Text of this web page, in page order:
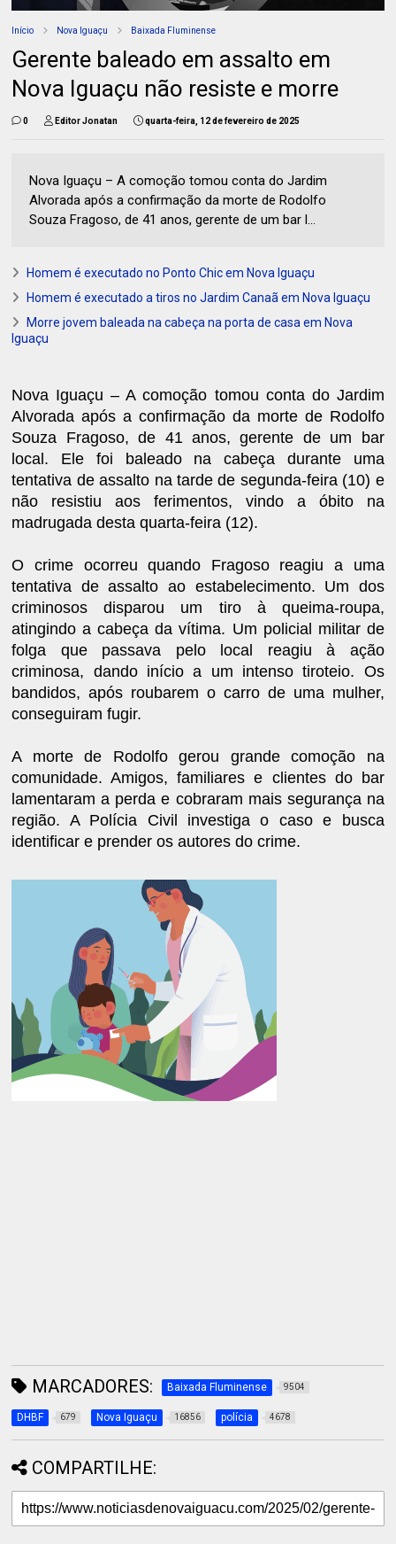
Início Nova Iguaçu Baixada Fluminense
Gerente baleado em assalto em
Nova Iguaçu não resiste e morre
0 Editor Jonatan quarta-feira, 12 de fevereiro de 2025
Nova Iguaçu – A comoção tomou conta do Jardim
Alvorada após a confirmação da morte de Rodolfo
Souza Fragoso, de 41 anos, gerente de um bar l...
Homem é executado no Ponto Chic em Nova Iguaçu
Homem é executado a tiros no Jardim Canaã em Nova Iguaçu
Morre jovem baleada na cabeça na porta de casa em Nova
Iguaçu
Nova Iguaçu – A comoção tomou conta do Jardim
Alvorada após a confirmação da morte de Rodolfo
Souza Fragoso, de 41 anos, gerente de um bar
local. Ele foi baleado na cabeça durante uma
tentativa de assalto na tarde de segunda-feira (10) e
não resistiu aos ferimentos, vindo a óbito na
madrugada desta quarta-feira (12).
O crime ocorreu quando Fragoso reagiu a uma
tentativa de assalto ao estabelecimento. Um dos
criminosos disparou um tiro à queima-roupa,
atingindo a cabeça da vítima. Um policial militar de
folga que passava pelo local reagiu à ação
criminosa, dando início a um intenso tiroteio. Os
bandidos, após roubarem o carro de uma mulher,
conseguiram fugir.
A morte de Rodolfo gerou grande comoção na
comunidade. Amigos, familiares e clientes do bar
lamentaram a perda e cobraram mais segurança na
região. A Polícia Civil investiga o caso e busca
identificar e prender os autores do crime.
MARCADORES: Baixada Fluminense 9504
DHBF 679 Nova Iguaçu 16856 polícia 4678
COMPARTILHE: